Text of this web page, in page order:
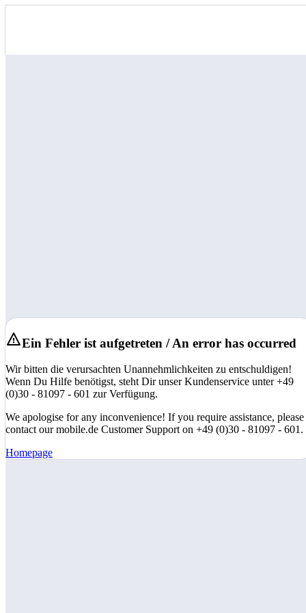
Ein Fehler ist aufgetreten / An error has occurred
Wir bitten die verursachten Unannehmlichkeiten zu entschuldigen!
Wenn Du Hilfe benötigst, steht Dir unser Kundenservice unter +49
(0)30 - 81097 - 601 zur Verfügung.
We apologise for any inconvenience! If you require assistance, please
contact our mobile.de Customer Support on +49 (0)30 - 81097 - 601.
Homepage